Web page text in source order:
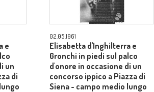
e
un
di
02.05.1961
Elisabetta d'Inghilterra e
Gronchi in piedi sul palco
d'onore in occasione di un
concorso ippico a Piazza di
Siena - campo medio lungo